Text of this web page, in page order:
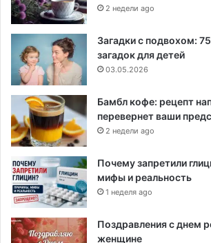
2 недели ago
Загадки с подвохом:
загадок для детей
03.05.2026
Бамбл кофе: рецепт
перевернет ваши
2 недели ago
Почему запретили
мифы и реальность
1 неделя ago
Поздравления с днем
женщине